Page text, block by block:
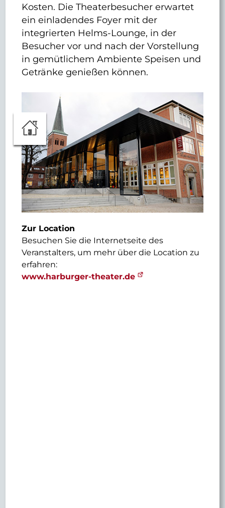
Kosten. Die Theaterbesucher erwartet
ein einladendes Foyer mit der
integrierten Helms-Lounge, in der
Besucher vor und nach der Vorstellung
in gemütlichem Ambiente Speisen und
Getränke genießen können.
Zur Location
Besuchen Sie die Internetseite des
Veranstalters, um mehr über die Location zu
erfahren:
www.harburger-theater.de